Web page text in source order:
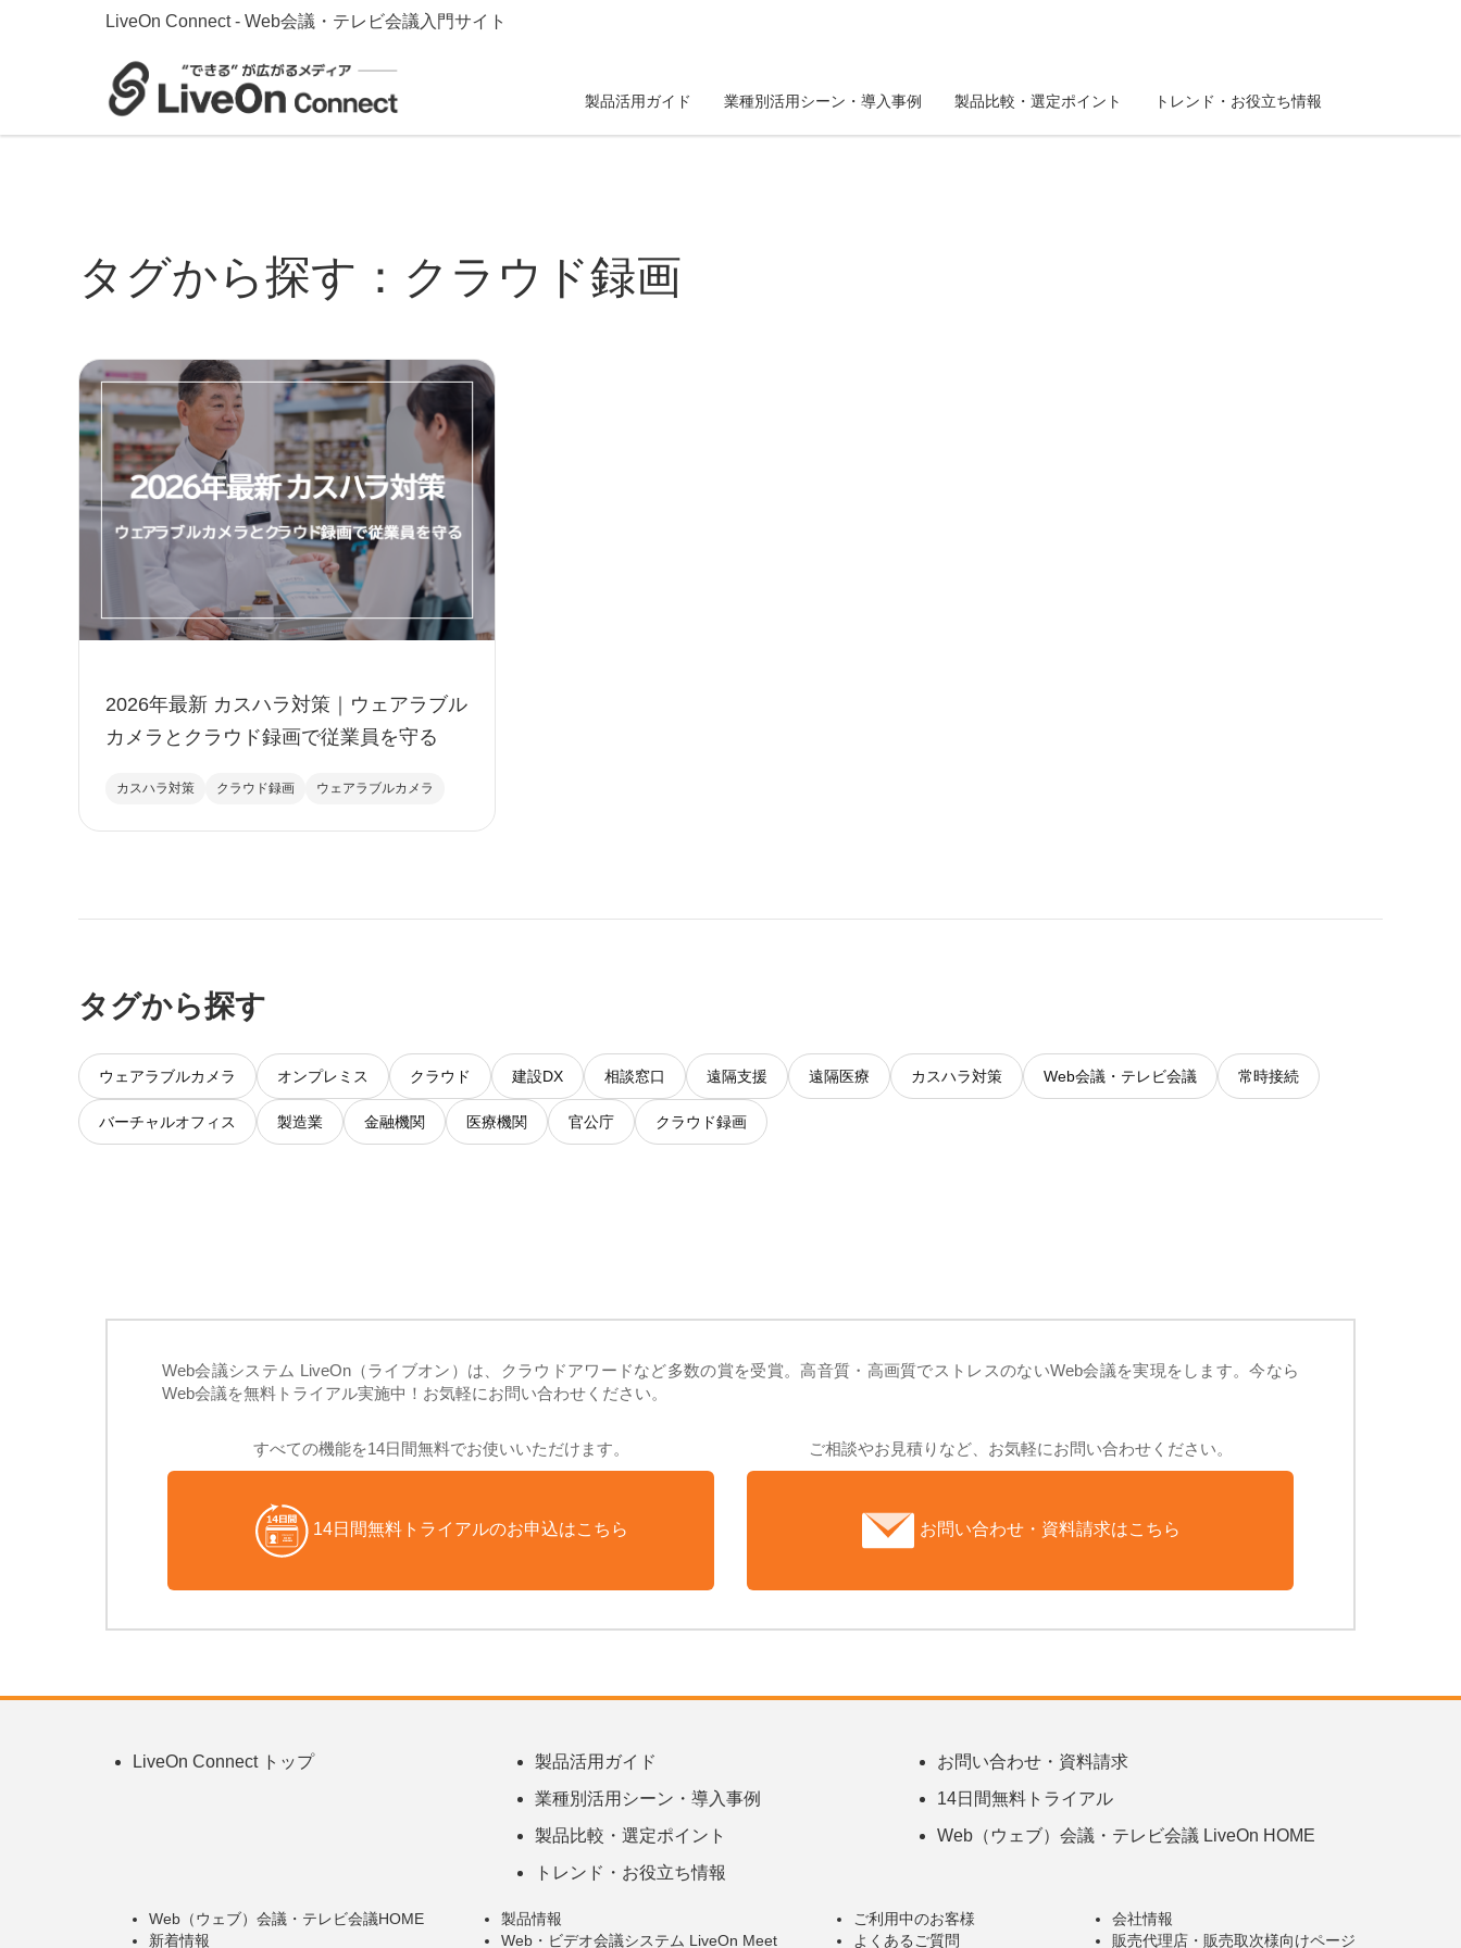
LiveOn Connect - Web会議・テレビ会議入門サイト
製品活用ガイド 業種別活用シーン・導入事例 製品比較・選定ポイント トレンド・お役立ち情報
タグから探す：クラウド録画
2026年最新 カスハラ対策｜ウェアラブル
カメラとクラウド録画で従業員を守る
カスハラ対策 クラウド録画 ウェアラブルカメラ
タグから探す
ウェアラブルカメラ オンプレミス クラウド 建設DX 相談窓口 遠隔支援 遠隔医療 カスハラ対策 Web会議・テレビ会議 常時接続
バーチャルオフィス 製造業 金融機関 医療機関 官公庁 クラウド録画
Web会議システム LiveOn（ライブオン）は、クラウドアワードなど多数の賞を受賞。高音質・高画質でストレスのないWeb会議を実現をします。今なら
Web会議を無料トライアル実施中！お気軽にお問い合わせください。
すべての機能を14日間無料でお使いいただけます。
14日間無料トライアルのお申込はこちら
ご相談やお見積りなど、お気軽にお問い合わせください。
お問い合わせ・資料請求はこちら
LiveOn Connect トップ
製品活用ガイド
業種別活用シーン・導入事例
製品比較・選定ポイント
トレンド・お役立ち情報
お問い合わせ・資料請求
14日間無料トライアル
Web（ウェブ）会議・テレビ会議 LiveOn HOME
Web（ウェブ）会議・テレビ会議HOME
新着情報
製品情報
Web・ビデオ会議システム LiveOn Meet
ご利用中のお客様
よくあるご質問
会社情報
販売代理店・販売取次様向けページ